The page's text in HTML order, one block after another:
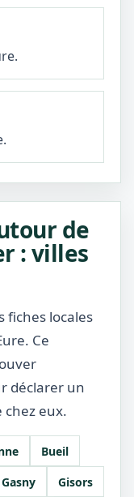
de
: villes
fiches locales
Ce
déclarer un
chez eux.
Bueil
Gasny
Gisors